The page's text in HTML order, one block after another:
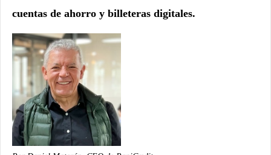
cuentas de ahorro y billeteras digitales.